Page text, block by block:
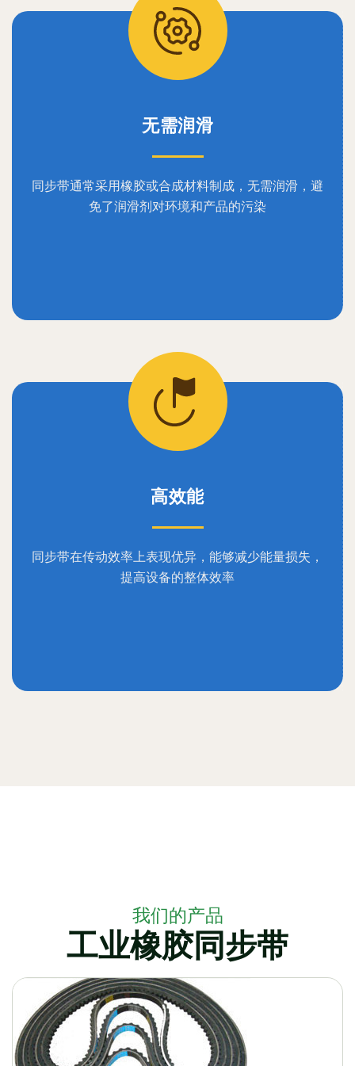
无需润滑
同步带通常采用橡胶或合成材料制成，无需润滑，避
免了润滑剂对环境和产品的污染
高效能
同步带在传动效率上表现优异，能够减少能量损失，
提高设备的整体效率
我们的产品
工业橡胶同步带